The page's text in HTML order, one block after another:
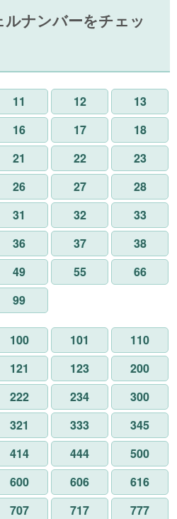
ナンバーをチェッ
11 12
13
16 17
18
21 22
23
26 27
28
31 32
33
36 37
38
49 55
66
99
100 101
110
121 123
200
222 234
300
321 333
345
414 444
500
600 606
616
707 717
777